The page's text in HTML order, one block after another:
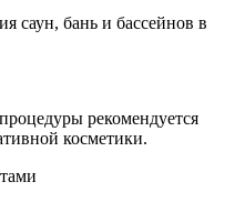
саун, бань и бассейнов в
рекомендуется
косметики.